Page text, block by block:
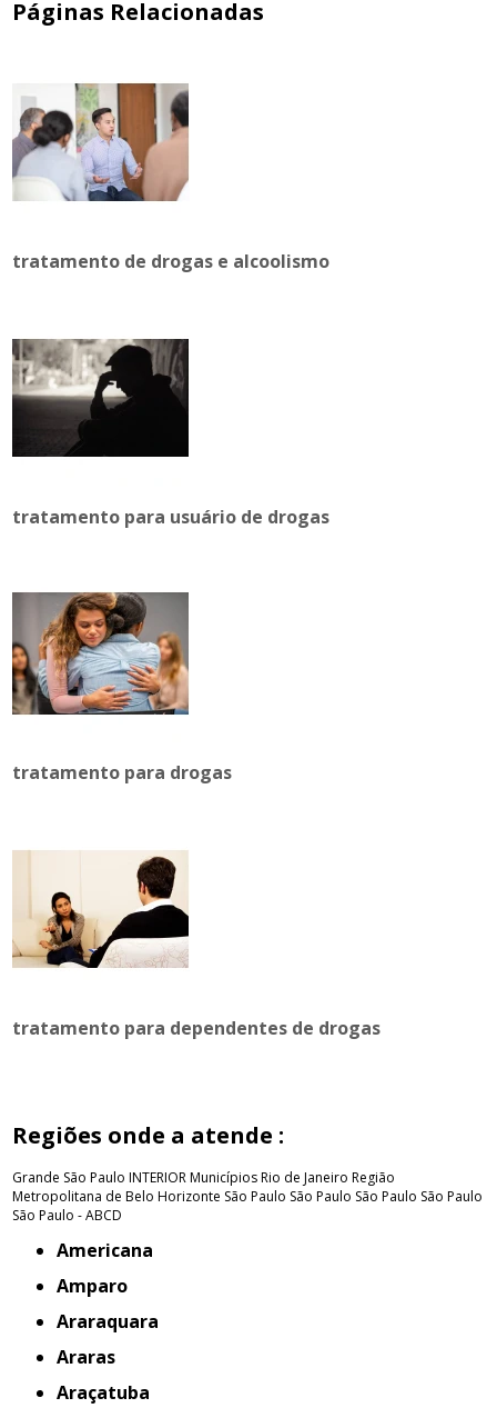
Páginas Relacionadas
tratamento de drogas e alcoolismo
tratamento para usuário de drogas
tratamento para drogas
tratamento para dependentes de drogas
Regiões onde a atende :
Grande São Paulo INTERIORMunicípios Rio de Janeiro Região
Metropolitana de Belo Horizonte São Paulo São Paulo São Paulo São Paulo
São Paulo - ABCD
Americana
Amparo
Araraquara
Araras
Araçatuba